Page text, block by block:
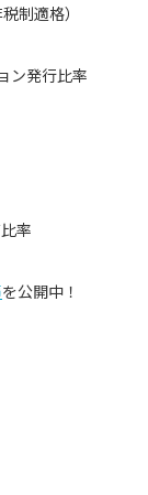
制適格）
ン発行比率
率
を公開中！